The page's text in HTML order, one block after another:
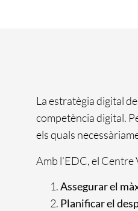
La estratègia digital
competència digital.
els quals
Amb l’EDC, el
Assegurar el
Planificar el